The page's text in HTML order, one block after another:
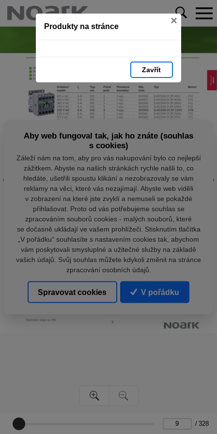
Produkty na stránce ×
Zavřít
/ 328
Aby web fungoval tak, jak ho znáte (souhlas
s cookies)
Záleží nám na tom, aby pro vás nakupování bylo co nejlepší
zážitkem. Abyste na našich stránkách rychle našli to, co
hledáte, ušetřili spoustu klikání a nezobrazovaly se vám
reklamy na věci, které vás nezajímají. Abyste web viděli
v zobrazení na které jste zvyklí a nemuseli se pokaždé
přihlašovat. Proto od vás potřebujeme souhlas se
zpracováním souborů cookies - malých souborů, které
se dočasně ukládají ve vašem prohlížeči. Stisknutím tlačítka
„V pořádku“ souhlasíte s nastavením cookies tak, abychom
vám poskytovali smysluplné a užitečné služby na základě
vašich údajů. Svůj souhlas můžete kdykoli změnit na stránce
zpracování osobních údajů.
Spravovat cookies V pořádku